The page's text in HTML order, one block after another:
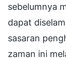
sebelumnya
dapat
sasaran
zaman ini